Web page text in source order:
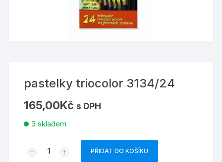
pastelky triocolor 3134/24
165,00Kč s DPH
3 skladem
triocolor
PŘIDAT DO KOŠÍKU